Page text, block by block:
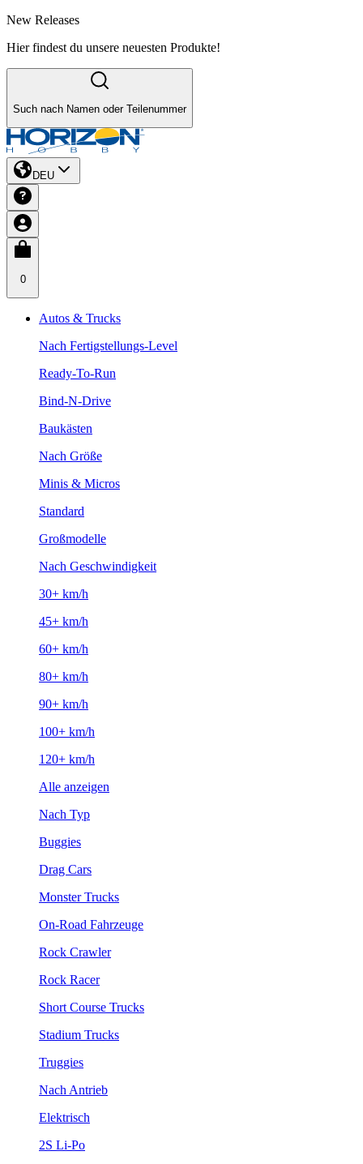
New Releases
Hier findest du unsere neuesten Produkte!
Such nach Namen oder Teilenummer
DEU
0
Autos & Trucks
Nach Fertigstellungs-Level
Ready-To-Run
Bind-N-Drive
Baukästen
Nach Größe
Minis & Micros
Standard
Großmodelle
Nach Geschwindigkeit
30+ km/h
45+ km/h
60+ km/h
80+ km/h
90+ km/h
100+ km/h
120+ km/h
Alle anzeigen
Nach Typ
Buggies
Drag Cars
Monster Trucks
On-Road Fahrzeuge
Rock Crawler
Rock Racer
Short Course Trucks
Stadium Trucks
Truggies
Nach Antrieb
Elektrisch
2S Li-Po